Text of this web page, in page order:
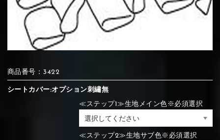
⑬Light gray ⑭Caramel
⑩White ⑪Black ⑫Ivory
⑬Light gray
⑩Brown ⑪Blue ⑫Aqua blue
⑬Sky blue ⑭Pink ⑮Rose pink
⑩Brown ⑪Blue ⑫Aqua blue
⑬Sky blue ⑭Pink ⑮Rose pink
商品番号：3422
シートカバー:オプション刺繡無
≪ステップ1≫生地メイン色※必須選択
≪ステップ2≫生地サブ色※必須選択